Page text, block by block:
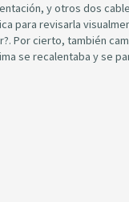
y otros dos
para revisarla
Por cierto, también
se recalentaba y se